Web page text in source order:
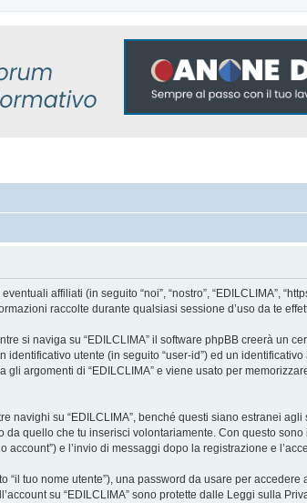
affiliati (in seguito “noi”, “nostro”, “EDILCLIMA”,
raccolte durante qualsiasi sessione d’uso da te
si naviga su “EDILCLIMA” il software phpBB creerà un
utente (in seguito “user-id”) ed un
argomenti di “EDILCLIMA” e viene usato per
navighi su “EDILCLIMA”, benché questi siano estranei
quello che tu inserisci volontariamente. Con questo
account”) e l’invio di messaggi dopo la registrazione e
“il tuo nome utente”), una password da usare per
su “EDILCLIMA” sono protette dalle Leggi sulla